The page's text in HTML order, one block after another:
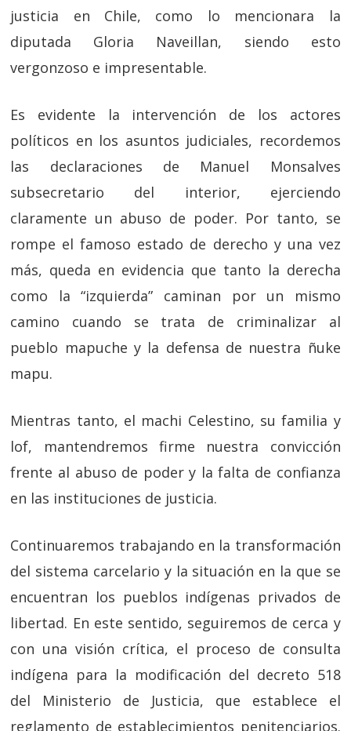
justicia en Chile, como lo mencionara la
diputada Gloria Naveillan, siendo esto
vergonzoso e impresentable.
Es evidente la intervención de los actores
políticos en los asuntos judiciales, recordemos
las declaraciones de Manuel Monsalves
subsecretario del interior, ejerciendo
claramente un abuso de poder. Por tanto, se
rompe el famoso estado de derecho y una vez
más, queda en evidencia que tanto la derecha
como la “izquierda” caminan por un mismo
camino cuando se trata de criminalizar al
pueblo mapuche y la defensa de nuestra ñuke
mapu.
Mientras tanto, el machi Celestino, su familia y
lof, mantendremos firme nuestra convicción
frente al abuso de poder y la falta de confianza
en las instituciones de justicia.
Continuaremos trabajando en la transformación
del sistema carcelario y la situación en la que se
encuentran los pueblos indígenas privados de
libertad. En este sentido, seguiremos de cerca y
con una visión crítica, el proceso de consulta
indígena para la modificación del decreto 518
del Ministerio de Justicia, que establece el
reglamento de establecimientos penitenciarios.